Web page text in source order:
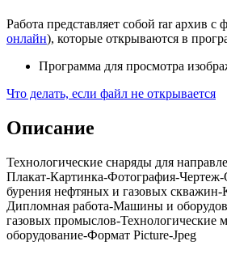
Работа представляет собой rar архив с
онлайн), которые открываются в
Программа для просмотра
Что делать, если файл не открывается
Описание
Технологические снаряды для
Плакат-Картинка-Фотография-Чертеж-
бурения нефтяных и газовых скважин-
Дипломная работа-Машины и
газовых промыслов-Технологические
оборудование-Формат Picture-Jpeg